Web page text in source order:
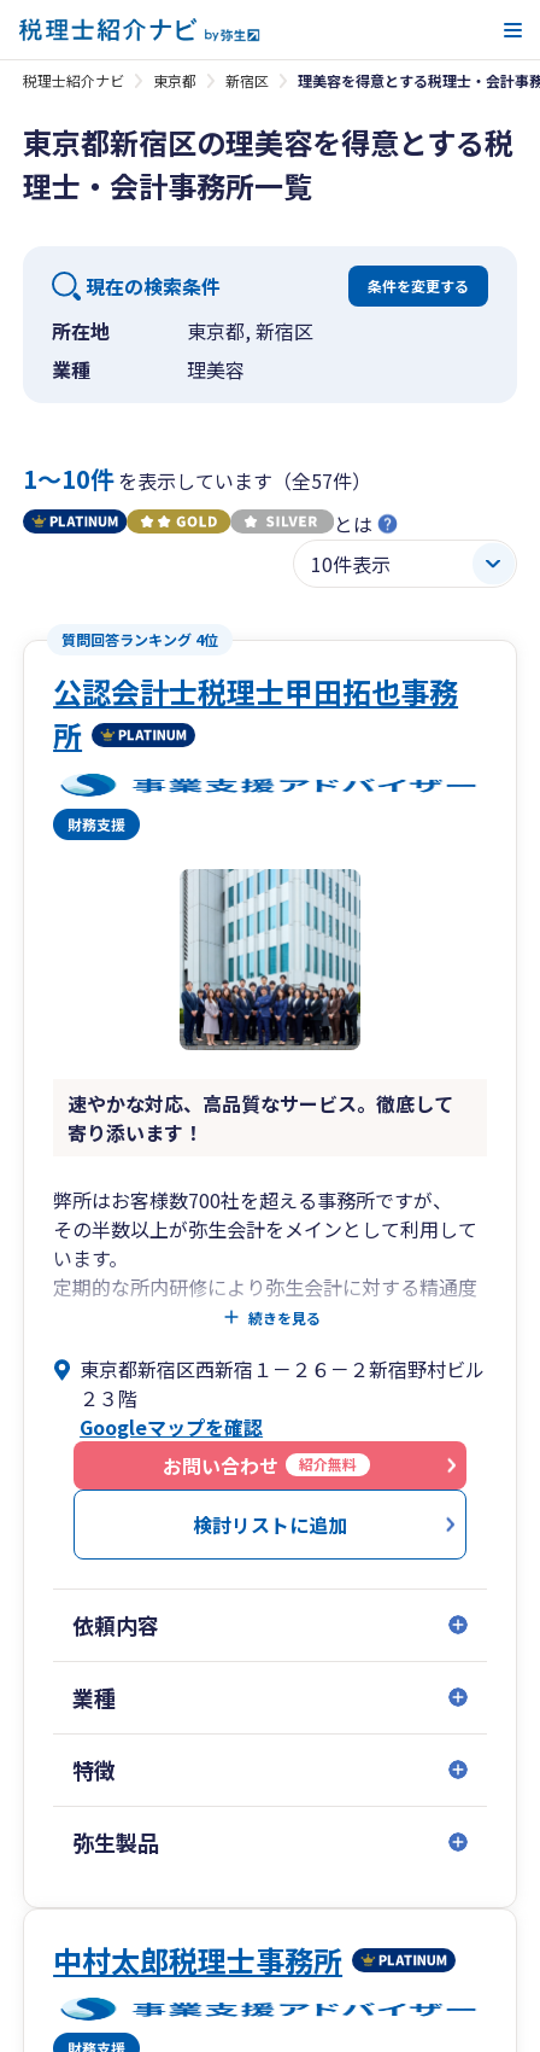
税理士紹介ナビ 東京都 新宿区 理美容を得意とする税理士・会計事
東京都新宿区の理美容を得意とする税
理士・会計事務所一覧
現在の検索条件 条件を変更する
所在地
東京都, 新宿区
業種
理美容
1〜10件を表示しています（全57件）
とは
質問回答ランキング 4位
公認会計士税理士甲田拓也事務
所
速やかな対応、高品質なサービス。徹底して
寄り添います！
弊所はお客様数700社を超える事務所ですが、
その半数以上が弥生会計をメインとして利用して
います。
定期的な所内研修により弥生会計に対する精通度
す。
所長の年齢は47歳、業界経験約25年。
企業の会計・税務対応のみならず、
財務コンサル、融資・補助金申請支援なども対応
新宿野村ビルに拠点を構える事務所です。
これまで様々な形で関与した顧客数は1,000社を
超えます。
ですが、
代表が税理士・公認会計士であることから
スタートアップ期、IPO期、上場後までと
す。
一人社長の会社から大企業まで幅広く、
また、さまざまな業種にも対応いたします。
続きを見る
東京都新宿区西新宿１－２６－２新宿野村ビル
２３階
Googleマップを確認
お問い合わせ
紹介無料
検討リストに追加
依頼内容
業種
特徴
弥生製品
中村太郎税理士事務所